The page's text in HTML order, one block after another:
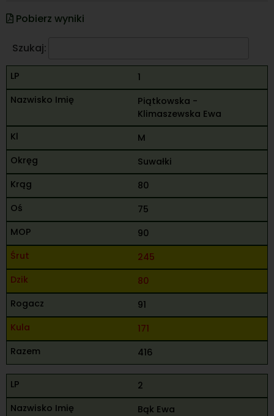
Pobierz wyniki
Szukaj:
1
Piątkowska -
Klimaszewska Ewa
M
Suwałki
80
75
90
245
80
91
171
416
2
Bąk Ewa